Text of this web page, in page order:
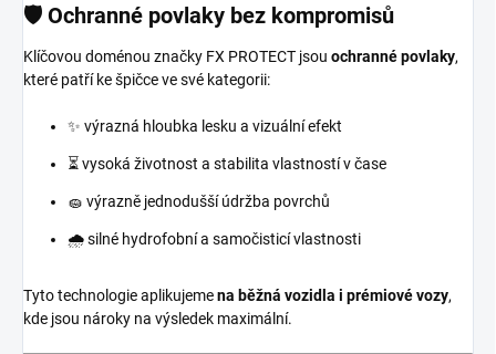
🛡️ Ochranné povlaky bez kompromisů
Klíčovou doménou značky FX PROTECT jsou ochranné povlaky,
které patří ke špičce ve své kategorii:
✨ výrazná hloubka lesku a vizuální efekt
⏳ vysoká životnost a stabilita vlastností v čase
🧽 výrazně jednodušší údržba povrchů
🌧️ silné hydrofobní a samočisticí vlastnosti
Tyto technologie aplikujemena běžná vozidla i prémiové vozy,
kde jsou nároky na výsledek maximální.